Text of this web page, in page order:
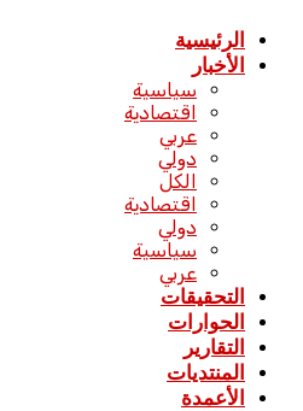
الرئيسية
الأخبار
سياسية
اقتصادية
عربي
دولي
الكل
اقتصادية
دولي
سياسية
عربي
التحقيقات
الحوارات
التقارير
المنتديات
الأعمدة